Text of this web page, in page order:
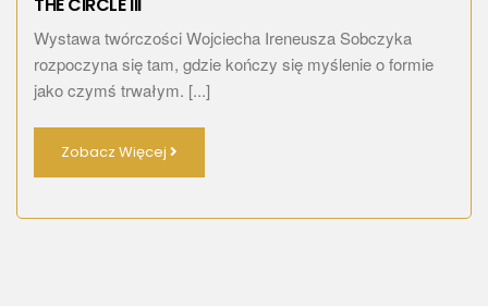
THE CIRCLE III
Wystawa twórczości Wojciecha Ireneusza Sobczyka
rozpoczyna się tam, gdzie kończy się myślenie o formie
jako czymś trwałym. [...]
Zobacz Więcej